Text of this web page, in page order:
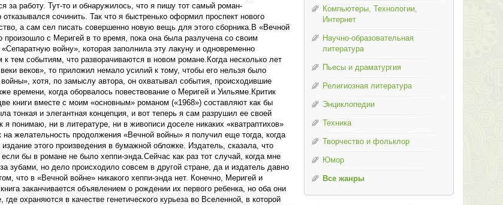
за работу. Тут-то и обнаружилось, что я пишу тот самый роман-
сочинить. Так что я быстренько оформил проспект нового
а сам сел писать совершенно новую вещь для этого сборника.В «Вечной
произошло с Меригей в то время, пока она была разлучена со своим
войну», которая заполнила эту лакуну и одновременно
тем событиям, что разворачиваются в новом романе.Когда несколько лет
веков», то приложил немало усилий к тому, чтобы его нельзя было
хотя, по замыслу автора, он охватывал события, происходившие
времени, когда оборвалось повествование о Меригей и Уильяме.Критик
книги вместе с моим «основным» романом («1968») составляют как бы
тонкая и элегантная концепция, и вот теперь я сам разрушил ее своей
понимаю, ни в литературе, ни в живописи доселе никаких «кватраптихов»
желательность продолжения «Вечной войны» я получил еще тогда, когда
этого произведения в бумажной обложке. Издатель, сказала, что
бы в романе не было хеппи-энда.Сейчас как раз тот случай, когда мне
зубами, но дело происходило совсем в другой стране, да и издатель давно
что в «Вечной войне» никакого хеппи-энда нет. Конечно, Меригей и
заканчивается объявлением о рождении их первого ребенка, но оба они
охраняются в качестве генетического курьеза во Вселенной, в которой
Компьютеры, Технологии,
Интернет
Научно-образовательная
литература
Пьесы и драматургия
Религиозная литература
Энциклопедии
Техника
Творчество и фольклор
Юмор
Все жанры